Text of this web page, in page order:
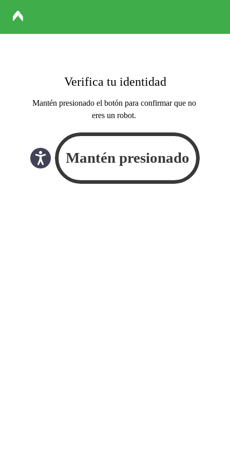
Verifica tu identidad
Mantén presionado el botón para confirmar que no
eres un robot.